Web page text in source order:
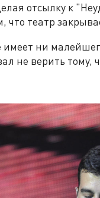
отсылку к
что театр
ни
не верить тому,